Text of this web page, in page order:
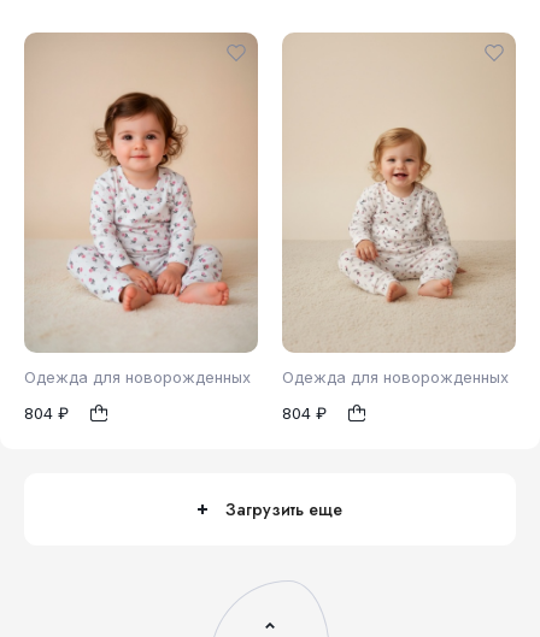
Одежда для новорожденных
804 ₽
Одежда для новорожденных
804 ₽
Загрузить еще